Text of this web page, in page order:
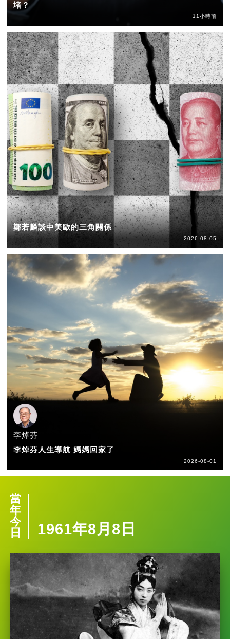
堵？
11小時前
鄭若麟談中美歐的三角關係
2026-08-05
李焯芬
李焯芬人生導航 媽媽回家了
2026-08-01
當
年
今
日
1961年8月8日